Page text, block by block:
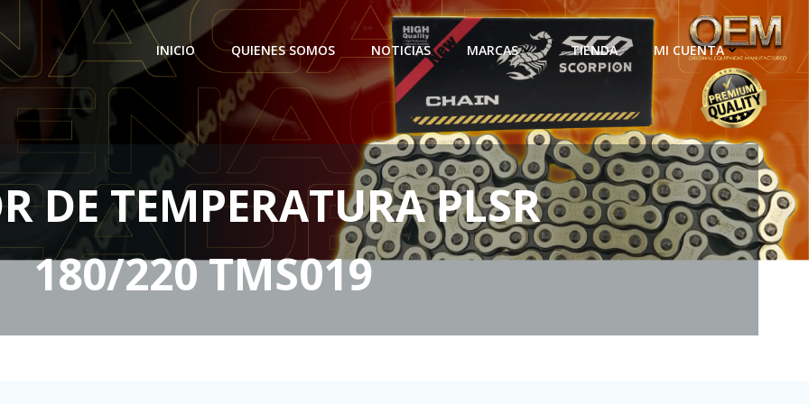
INICIO QUIENES SOMOS NOTICIAS MARCAS TIENDA MI CUENTA
DE TEMPERATURA PLSR
180/220 TMS019